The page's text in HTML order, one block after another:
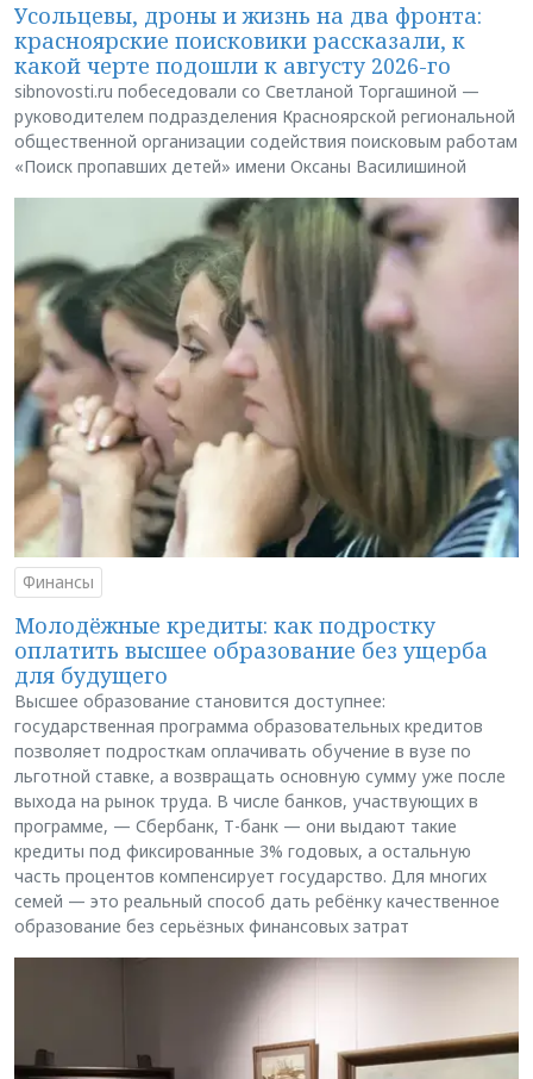
Усольцевы, дроны и жизнь на два фронта:
красноярские поисковики рассказали, к
какой черте подошли к августу 2026-го
sibnovosti.ru побеседовали со Светланой Торгашиной —
руководителем подразделения Красноярской региональной
общественной организации содействия поисковым работам
«Поиск пропавших детей» имени Оксаны Василишиной
Финансы
Молодёжные кредиты: как подростку
оплатить высшее образование без ущерба
для будущего
Высшее образование становится доступнее:
государственная программа образовательных кредитов
позволяет подросткам оплачивать обучение в вузе по
льготной ставке, а возвращать основную сумму уже после
выхода на рынок труда. В числе банков, участвующих в
программе, — Сбербанк, Т-банк — они выдают такие
кредиты под фиксированные 3% годовых, а остальную
часть процентов компенсирует государство. Для многих
семей — это реальный способ дать ребёнку качественное
образование без серьёзных финансовых затрат